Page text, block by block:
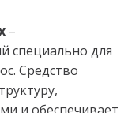
–
специально для
Средство
и обеспечивает